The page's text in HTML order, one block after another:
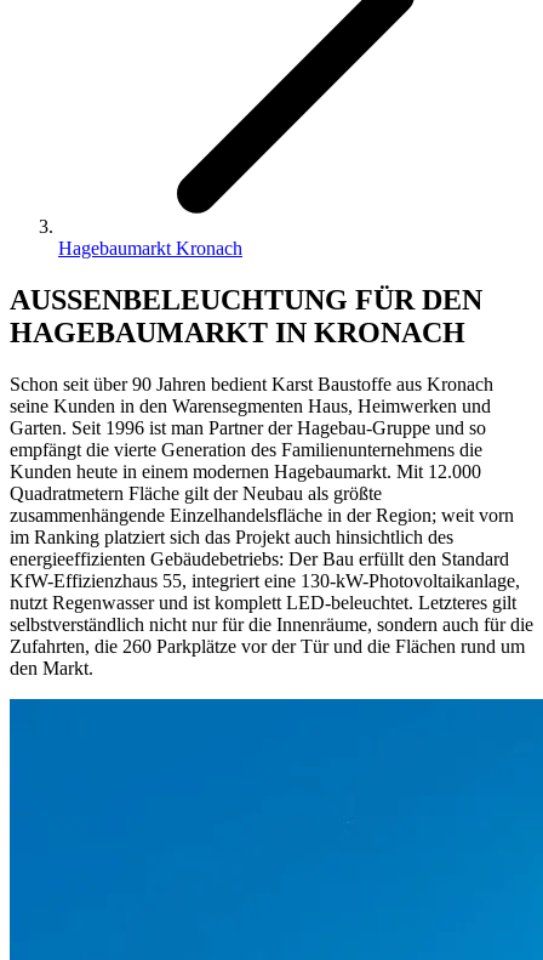
Hagebaumarkt Kronach
AUSSENBELEUCHTUNG FÜR DEN
HAGEBAUMARKT IN KRONACH
Schon seit über 90 Jahren bedient Karst Baustoffe aus Kronach
seine Kunden in den Warensegmenten Haus, Heimwerken und
Garten. Seit 1996 ist man Partner der Hagebau-Gruppe und so
empfängt die vierte Generation des Familienunternehmens die
Kunden heute in einem modernen Hagebaumarkt. Mit 12.000
Quadratmetern Fläche gilt der Neubau als größte
zusammenhängende Einzelhandelsfläche in der Region; weit vorn
im Ranking platziert sich das Projekt auch hinsichtlich des
energieeffizienten Gebäudebetriebs: Der Bau erfüllt den Standard
KfW-Effizienzhaus 55, integriert eine 130-kW-Photovoltaikanlage,
nutzt Regenwasser und ist komplett LED-beleuchtet. Letzteres gilt
selbstverständlich nicht nur für die Innenräume, sondern auch für die
Zufahrten, die 260 Parkplätze vor der Tür und die Flächen rund um
den Markt.